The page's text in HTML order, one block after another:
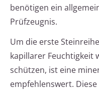
benötigen ein
Prüfzeugnis.
Um die erste
kapillarer Feuchtigkeit
schützen, ist eine
empfehlenswert.